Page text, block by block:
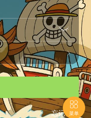


忘记密码

菜单